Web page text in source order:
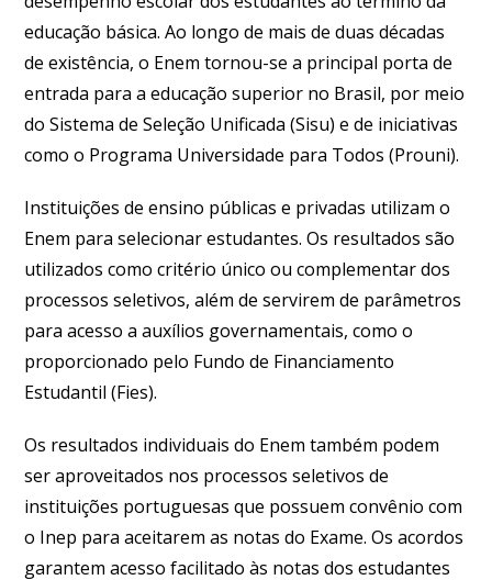
educação básica. Ao longo de mais de duas décadas
de existência, o Enem tornou-se a principal porta de
entrada para a educação superior no Brasil, por meio
do Sistema de Seleção Unificada (Sisu) e de iniciativas
como o Programa Universidade para Todos (Prouni).
Instituições de ensino públicas e privadas utilizam o
Enem para selecionar estudantes. Os resultados são
utilizados como critério único ou complementar dos
processos seletivos, além de servirem de parâmetros
para acesso a auxílios governamentais, como o
proporcionado pelo Fundo de Financiamento
Estudantil (Fies).
Os resultados individuais do Enem também podem
ser aproveitados nos processos seletivos de
instituições portuguesas que possuem convênio com
o Inep para aceitarem as notas do Exame. Os acordos
garantem acesso facilitado às notas dos estudantes